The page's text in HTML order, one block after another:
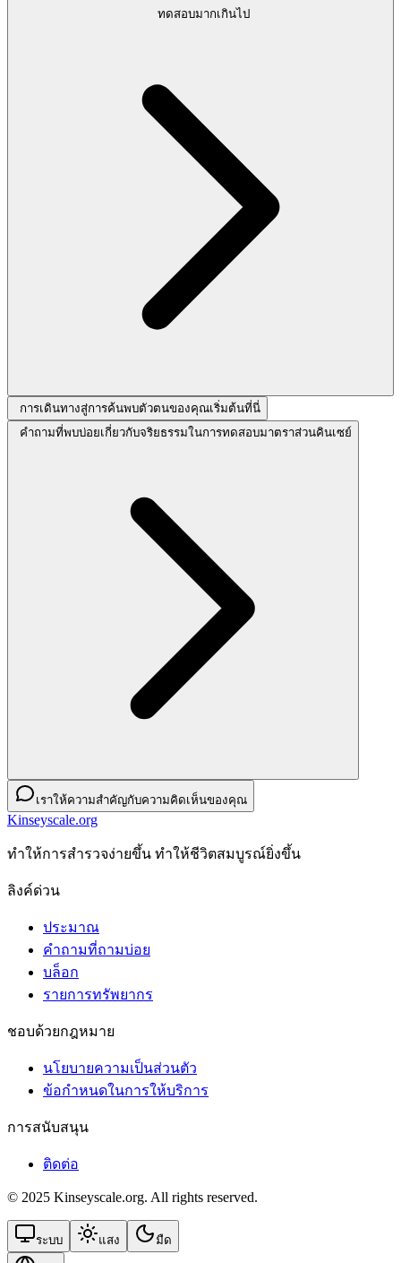
ทดสอบมากเกินไป
การเดินทางสู่การค้นพบตัวตนของคุณเริ่มต้นที่นี่
คำถามที่พบบ่อยเกี่ยวกับจริยธรรมในการทดสอบมาตราส่วนคินเซย์
เราให้ความสำคัญกับความคิดเห็นของคุณ
Kinseyscale.org
ทําให้การสํารวจง่ายขึ้น ทําให้ชีวิตสมบูรณ์ยิ่งขึ้น
ลิงค์ด่วน
ประมาณ
คำถามที่ถามบ่อย
บล็อก
รายการทรัพยากร
ชอบด้วยกฎหมาย
นโยบายความเป็นส่วนตัว
ข้อกําหนดในการให้บริการ
การสนับสนุน
ติดต่อ
© 2025 Kinseyscale.org. All rights reserved.
ระบบ แสง มืด